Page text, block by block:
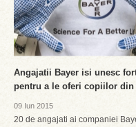
Angajatii Bayer isi unesc
pentru a le oferi copiilor
09 Iun 2015
20 de angajati ai companiei